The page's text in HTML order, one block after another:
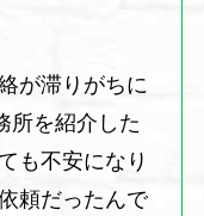
が滞りがちに
所を紹介した
も不安になり
頼だったんで